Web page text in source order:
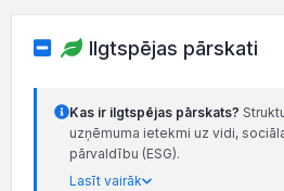
Ilgtspējas pārskati
Kas ir ilgtspējas pārskats?
uzņēmuma ietekmi uz vidi,
pārvaldību (ESG).
Lasīt vairāk